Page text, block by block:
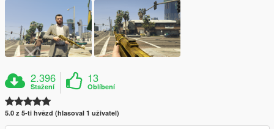
2.396
Stažení
13
Oblíbení
5.0 z 5-ti hvězd (hlasoval 1 uživatel)